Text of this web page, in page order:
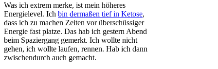
Was ich extrem merke, ist mein höheres
Energielevel. Ich bin dermaßen tief in Ketose,
dass ich zu machen Zeiten vor überschüssiger
Energie fast platze. Das hab ich gestern Abend
beim Spaziergang gemerkt. Ich wollte nicht
gehen, ich wollte laufen, rennen. Hab ich dann
zwischendurch auch gemacht.